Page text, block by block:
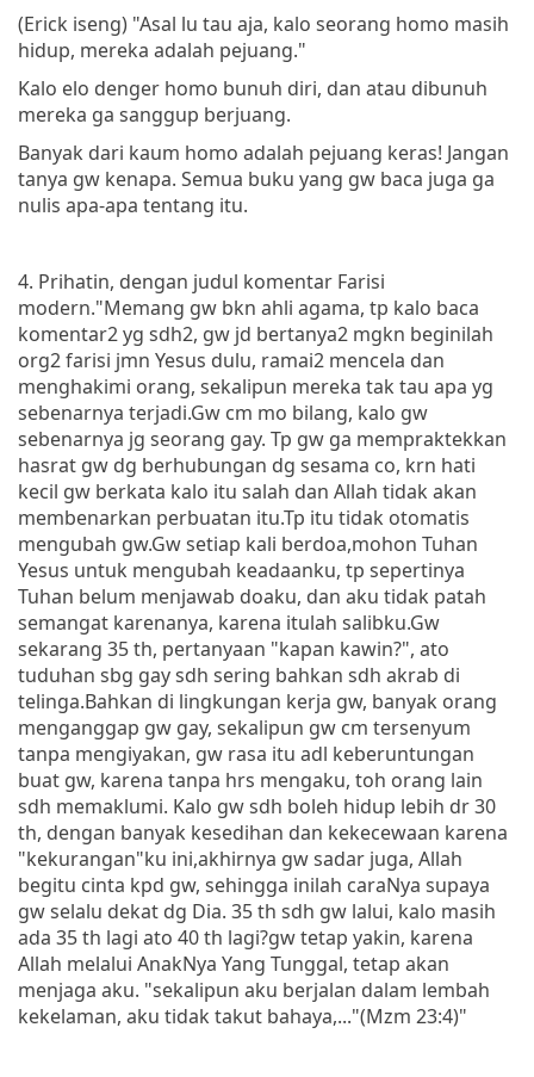
(Erick iseng) "Asal lu tau aja, kalo seorang homo masih
hidup, mereka adalah pejuang."
Kalo elo denger homo bunuh diri, dan atau dibunuh
mereka ga sanggup berjuang.
Banyak dari kaum homo adalah pejuang keras! Jangan
tanya gw kenapa. Semua buku yang gw baca juga ga
nulis apa-apa tentang itu.
4. Prihatin, dengan judul komentar Farisi
modern."Memang gw bkn ahli agama, tp kalo baca
komentar2 yg sdh2, gw jd bertanya2 mgkn beginilah
org2 farisi jmn Yesus dulu, ramai2 mencela dan
menghakimi orang, sekalipun mereka tak tau apa yg
sebenarnya terjadi.Gw cm mo bilang, kalo gw
sebenarnya jg seorang gay. Tp gw ga mempraktekkan
hasrat gw dg berhubungan dg sesama co, krn hati
kecil gw berkata kalo itu salah dan Allah tidak akan
membenarkan perbuatan itu.Tp itu tidak otomatis
mengubah gw.Gw setiap kali berdoa,mohon Tuhan
Yesus untuk mengubah keadaanku, tp sepertinya
Tuhan belum menjawab doaku, dan aku tidak patah
semangat karenanya, karena itulah salibku.Gw
sekarang 35 th, pertanyaan "kapan kawin?", ato
tuduhan sbg gay sdh sering bahkan sdh akrab di
telinga.Bahkan di lingkungan kerja gw, banyak orang
menganggap gw gay, sekalipun gw cm tersenyum
tanpa mengiyakan, gw rasa itu adl keberuntungan
buat gw, karena tanpa hrs mengaku, toh orang lain
sdh memaklumi. Kalo gw sdh boleh hidup lebih dr 30
th, dengan banyak kesedihan dan kekecewaan karena
"kekurangan"ku ini,akhirnya gw sadar juga, Allah
begitu cinta kpd gw, sehingga inilah caraNya supaya
gw selalu dekat dg Dia. 35 th sdh gw lalui, kalo masih
ada 35 th lagi ato 40 th lagi?gw tetap yakin, karena
Allah melalui AnakNya Yang Tunggal, tetap akan
menjaga aku. "sekalipun aku berjalan dalam lembah
kekelaman, aku tidak takut bahaya,..."(Mzm 23:4)"